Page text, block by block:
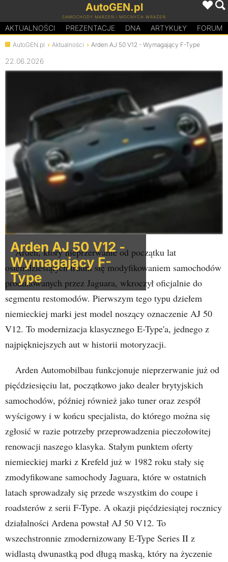
AutoGEN.pl
SAMOCHODY MARZEŃ I MOCNYCH WRAŻEŃ
AKTUALNOŚCI PREZENTACJE DNA ARTYKUŁY FORUM
AutoGEN.pl Aktualności Arden AJ 50 V12 - Wymagający F-Type
22.06.2026
Arden AJ 50 V12 -
Wymagający F-
Type
Arden, który nieprzerwanie od początku lat
osiemdziesiątych trudni się modyfikowaniem samochodów
produkowanych przez Jaguara, wkroczył oficjalnie do
segmentu restomodów. Pierwszym tego typu dziełem
niemieckiej marki jest model noszący oznaczenie AJ 50
V12. To modernizacja klasycznego E-Type'a, jednego z
najpiękniejszych aut w historii motoryzacji.
Arden Automobilbau funkcjonuje nieprzerwanie już od
pięćdziesięciu lat, początkowo jako dealer brytyjskich
samochodów, później również jako tuner oraz zespół
wyścigowy i w końcu specjalista, do którego można się
zgłosić w razie potrzeby przeprowadzenia pieczołowitej
renowacji naszego klasyka. Stałym punktem oferty
niemieckiej marki z Krefeld już w 1982 roku stały się
zmodyfikowane samochody Jaguara, które w ostatnich
latach sprowadzały się przede wszystkim do coupe i
roadsterów z serii F-Type. A okazji pięćdziesiątej rocznicy
działalności Ardena powstał AJ 50 V12. To
wszechstronnie zmodernizowany E-Type Series II z
widlastą dwunastką pod długą maską, który na życzenie